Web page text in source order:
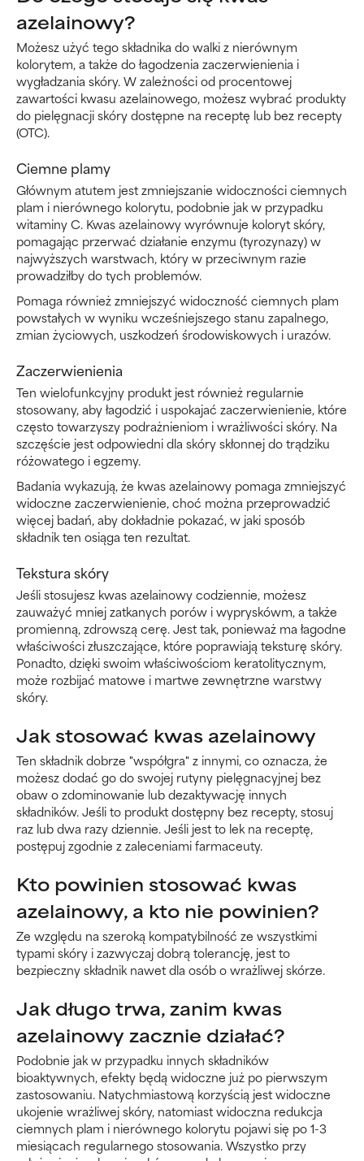
azelainowy?
Możesz użyć tego składnika do walki z nierównym
kolorytem, a także do łagodzenia zaczerwienienia i
wygładzania skóry. W zależności od procentowej
zawartości kwasu azelainowego, możesz wybrać produkty
do pielęgnacji skóry dostępne na receptę lub bez recepty
(OTC).
Ciemne plamy
Głównym atutem jest zmniejszanie widoczności ciemnych
plam i nierównego kolorytu, podobnie jak w przypadku
witaminy C. Kwas azelainowy wyrównuje koloryt skóry,
pomagając przerwać działanie enzymu (tyrozynazy) w
najwyższych warstwach, który w przeciwnym razie
prowadziłby do tych problemów.
Pomaga również zmniejszyć widoczność ciemnych plam
powstałych w wyniku wcześniejszego stanu zapalnego,
zmian życiowych, uszkodzeń środowiskowych i urazów.
Zaczerwienienia
Ten wielofunkcyjny produkt jest również regularnie
stosowany, aby łagodzić i uspokajać zaczerwienienie, które
często towarzyszy podrażnieniom i wrażliwości skóry. Na
szczęście jest odpowiedni dla skóry skłonnej do trądziku
różowatego i egzemy.
Badania wykazują, że kwas azelainowy pomaga zmniejszyć
widoczne zaczerwienienie, choć można przeprowadzić
więcej badań, aby dokładnie pokazać, w jaki sposób
składnik ten osiąga ten rezultat.
Tekstura skóry
Jeśli stosujesz kwas azelainowy codziennie, możesz
zauważyć mniej zatkanych porów i wypryskówm, a także
promienną, zdrowszą cerę. Jest tak, ponieważ ma łagodne
właściwości złuszczające, które poprawiają teksturę skóry.
Ponadto, dzięki swoim właściwościom keratolitycznym,
może rozbijać matowe i martwe zewnętrzne warstwy
skóry.
Jak stosować kwas azelainowy
Ten składnik dobrze "współgra" z innymi, co oznacza, że
możesz dodać go do swojej rutyny pielęgnacyjnej bez
obaw o zdominowanie lub dezaktywację innych
składników. Jeśli to produkt dostępny bez recepty, stosuj
raz lub dwa razy dziennie. Jeśli jest to lek na receptę,
postępuj zgodnie z zaleceniami farmaceuty.
Kto powinien stosować kwas
azelainowy, a kto nie powinien?
Ze względu na szeroką kompatybilność ze wszystkimi
typami skóry i zazwyczaj dobrą tolerancję, jest to
bezpieczny składnik nawet dla osób o wrażliwej skórze.
Jak długo trwa, zanim kwas
azelainowy zacznie działać?
Podobnie jak w przypadku innych składników
bioaktywnych, efekty będą widoczne już po pierwszym
zastosowaniu. Natychmiastową korzyścią jest widoczne
ukojenie wrażliwej skóry, natomiast widoczna redukcja
ciemnych plam i nierównego kolorytu pojawi się po 1-3
miesiącach regularnego stosowania. Wszystko przy